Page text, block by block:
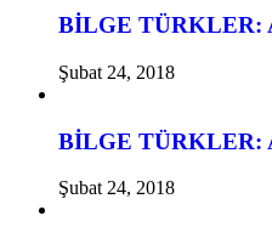
BİLGE TÜRKLER:
Şubat 24, 2018
BİLGE TÜRKLER:
Şubat 24, 2018